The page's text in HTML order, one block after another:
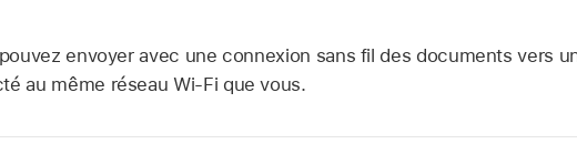
envoyer avec une connexion sans fil des documents vers
au même réseau Wi-Fi que vous.